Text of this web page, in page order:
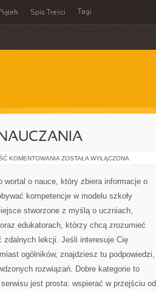
Piątek Spis Treści Tagi
KOMENTOWANIA NOWATORSKIE
ZOSTAŁA WYŁĄCZONA
wortal o nauce, który zbiera informacje o
kompetencje w modelu szkoły
stworzone z myślą o uczniach,
edukatorach, którzy chcą zrozumieć
zdalnych lekcji. Jeśli interesuje Cię
ogólników, znajdziesz tu podpowiedzi,
rozwiązań. Dobre kategorie to
jest prosta: wspierać w przejściu od